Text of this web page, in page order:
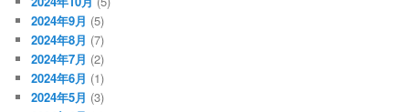
2024年9月 (5)
2024年8月 (7)
2024年7月 (2)
2024年6月 (1)
2024年5月 (3)